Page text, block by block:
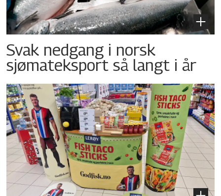
Svak nedgang i norsk
sjømateksport så langt i år